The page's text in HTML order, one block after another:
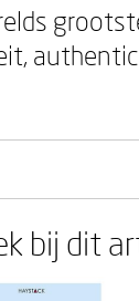
bij dit